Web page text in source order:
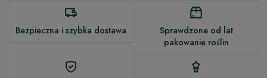
Bezpieczna i szybka dostawa
Sprawdzone od lat
pakowanie roślin